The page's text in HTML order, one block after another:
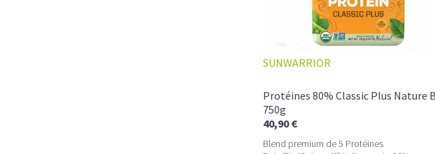
SUNWARRIOR
Protéines 80% Classic Plus Nature
750g
40,90 €
Blend premium de 5 Protéines